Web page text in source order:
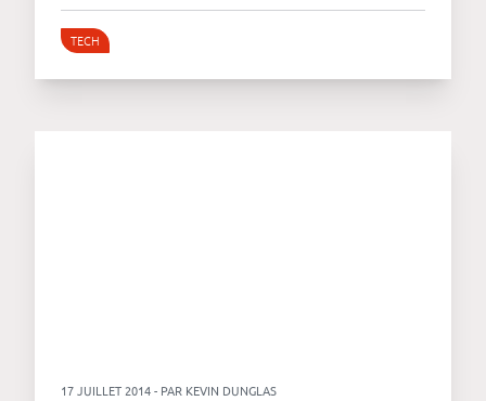
TECH
17 JUILLET 2014 - PAR KEVIN DUNGLAS